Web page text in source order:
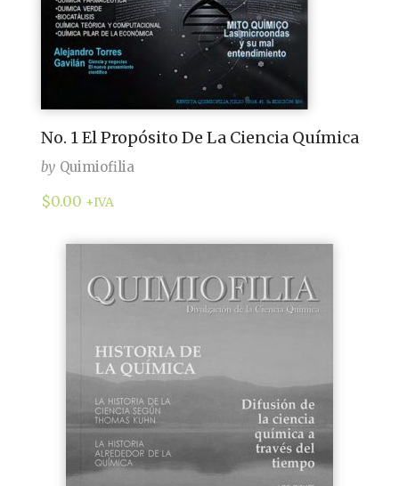
No. 1 El Propósito De La Ciencia Química
by Quimiofilia
$0.00 +IVA